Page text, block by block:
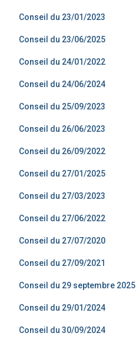
Conseil du 23/01/2023
Conseil du 23/06/2025
Conseil du 24/01/2022
Conseil du 24/06/2024
Conseil du 25/09/2023
Conseil du 26/06/2023
Conseil du 26/09/2022
Conseil du 27/01/2025
Conseil du 27/03/2023
Conseil du 27/06/2022
Conseil du 27/07/2020
Conseil du 27/09/2021
Conseil du 29 septembre 2025
Conseil du 29/01/2024
Conseil du 30/09/2024